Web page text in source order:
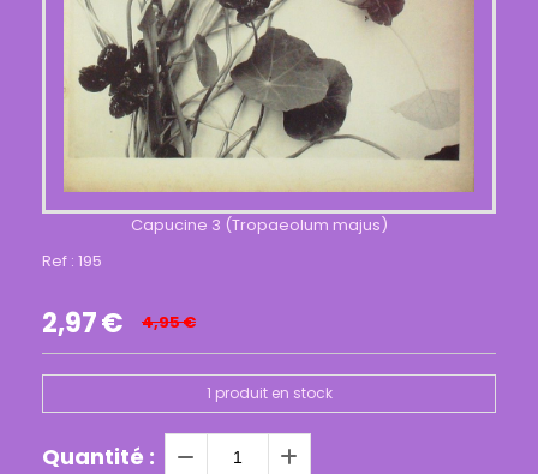
Capucine 3 (Tropaeolum majus)
Ref : 195
2,97€ 4,95€
1 produit en stock
Quantité :